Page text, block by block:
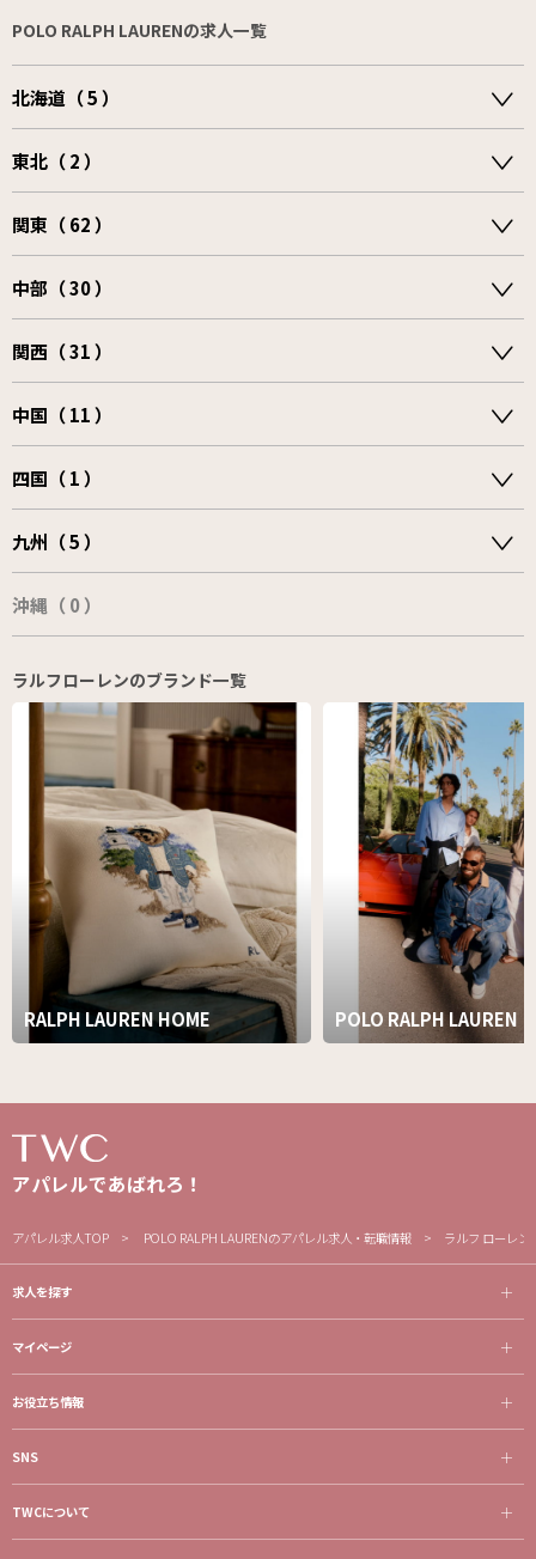
POLO RALPH LAURENの求人一覧
北海道（ 5 ）
東北（ 2 ）
関東（ 62 ）
中部（ 30 ）
関西（ 31 ）
中国（ 11 ）
四国（ 1 ）
九州（ 5 ）
沖縄（ 0 ）
ラルフローレンのブランド一覧
RALPH LAUREN HOME POLO RALPH LAUREN
アパレルであばれろ！
アパレル求人TOP POLO RALPH LAURENのアパレル求人・転職情報 ラルフ ローレン
求人を探す
マイページ
お役立ち情報
SNS
TWCについて